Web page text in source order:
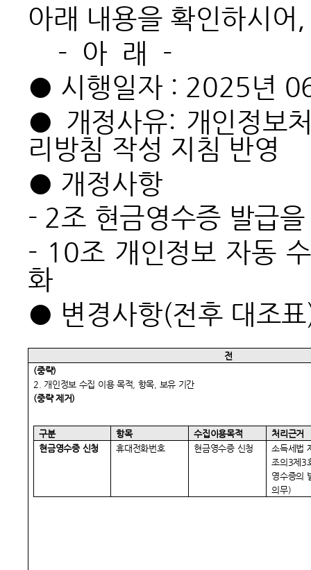
아래 내용을 확인하시
- 아 래 -
● 시행일자 : 2025년
● 개정사유: 개인정보
리방침 작성 지침 반영
● 개정사항
- 2조 현금영수증 발급
- 10조 개인정보 자동
화
● 변경사항(전후 대조
전
(중략)
2. 개인정보 수집 이용 목적, 항목, 보유 기간
(중략 제거)
구분 항목 수집이용목적
처리근거
현금영수증 신청
휴대전화번호 현금영수증 신청
소득세법
조의3제3
영수증의
의무)